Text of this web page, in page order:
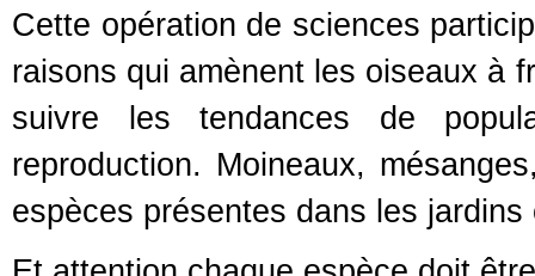
Cette opération de sciences
raisons qui amènent les oiseaux à
suivre les tendances de
reproduction. Moineaux,
espèces présentes dans les